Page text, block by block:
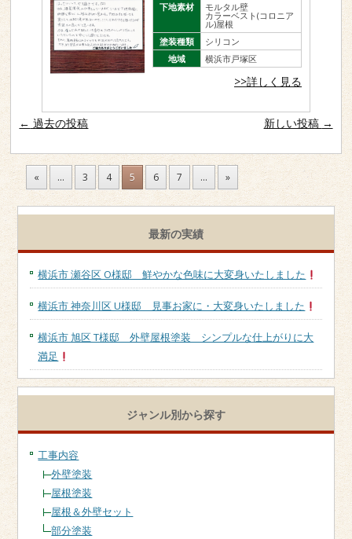
下地素材
モルタル壁
カラーベスト(コロニア
ル)屋根
塗装種類
シリコン
地域
横浜市戸塚区
>>詳しく見る
投稿ナビゲーション
← 過去の投稿 新しい投稿 →
« ... 3 4 5 6 7 ... »
最新の実績
横浜市 瀬谷区 O様邸 鮮やかな色味に大変身いたしました
横浜市 神奈川区 U様邸 見事お家に・大変身いたしました
横浜市 旭区 T様邸 外壁屋根塗装 シンプルな仕上がりに大
満足
ジャンル別から探す
工事内容
外壁塗装
屋根塗装
屋根＆外壁セット
部分塗装